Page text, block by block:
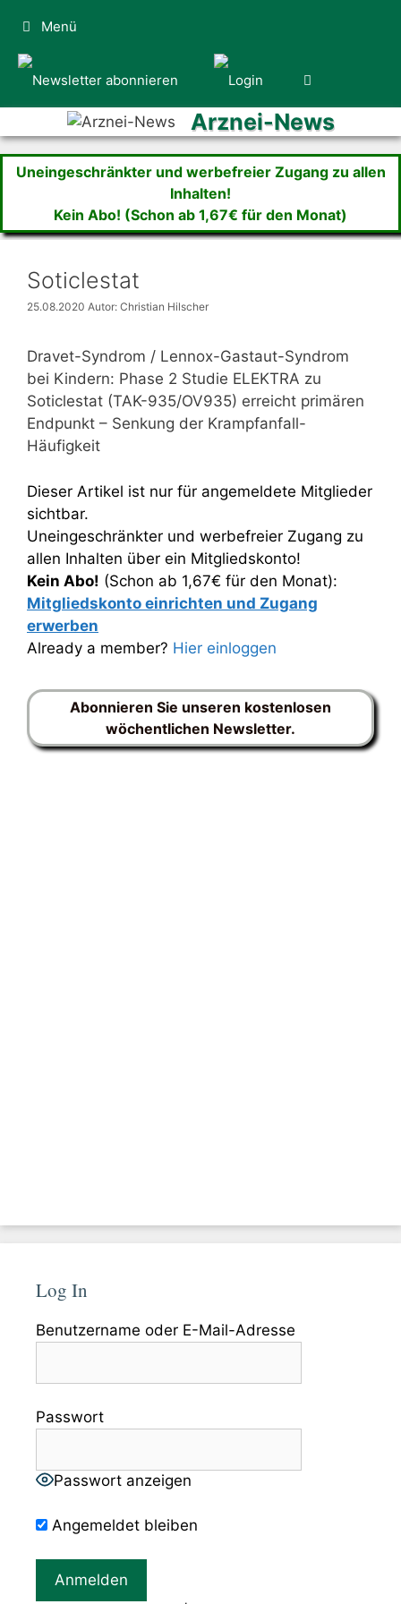
Inhalt
springen
Menü
Arznei-News
Uneingeschränkter und werbefreier Zugang zu allen
Inhalten!
Kein Abo! (Schon ab 1,67€ für den Monat)
Soticlestat
25.08.2020 Autor: Christian Hilscher
Dravet-Syndrom / Lennox-Gastaut-Syndrom
bei Kindern: Phase 2 Studie ELEKTRA zu
Soticlestat (TAK-935/OV935) erreicht primären
Endpunkt – Senkung der Krampfanfall-
Häufigkeit
Dieser Artikel ist nur für angemeldete Mitglieder
sichtbar.
Uneingeschränkter und werbefreier Zugang zu
allen Inhalten über ein Mitgliedskonto!
Kein Abo! (Schon ab 1,67€ für den Monat):
Mitgliedskonto einrichten und Zugang
erwerben
Already a member? Hier einloggen
Abonnieren Sie unseren kostenlosen
wöchentlichen Newsletter.
Log In
Benutzername oder E-Mail-Adresse
Passwort
Passwort anzeigen
Angemeldet bleiben